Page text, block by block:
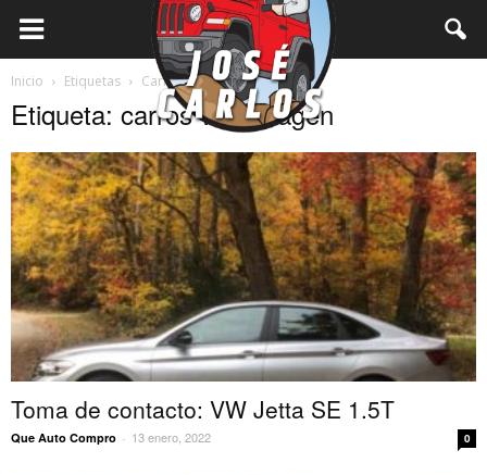
Inicio Etiquetas Carros volkswagen
Etiqueta: carros volkswagen
Toma de contacto: VW Jetta SE 1.5T
Que Auto Compro - 13 enero, 2022 0